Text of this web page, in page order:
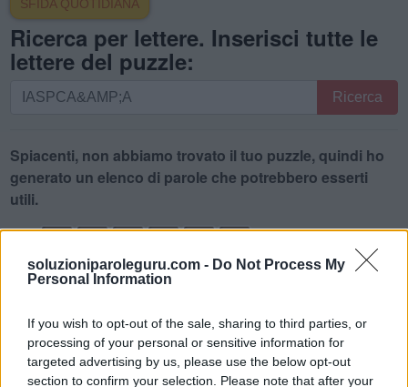
soluzioniparoleguru.com - Do Not Process My
Personal Information
If you wish to opt-out of the sale, sharing to third parties, or
processing of your personal or sensitive information for
targeted advertising by us, please use the below opt-out
section to confirm your selection. Please note that after your
SFIDA QUOTIDIANA
Ricerca per lettere. Inserisci tutte le
lettere del puzzle:
Ricerca
Inserisci
tutte
le
puzzle:
Ricerca
Spiacenti, non abbiamo trovato il tuo puzzle, quindi ho
generato un elenco di parole che potrebbero esserti
utili.
2. A S C I
A
4.
S P I C
A
5.
C A S
A